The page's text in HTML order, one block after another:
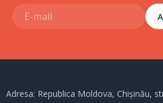
Adresa: Republica Moldova, Chișinău,